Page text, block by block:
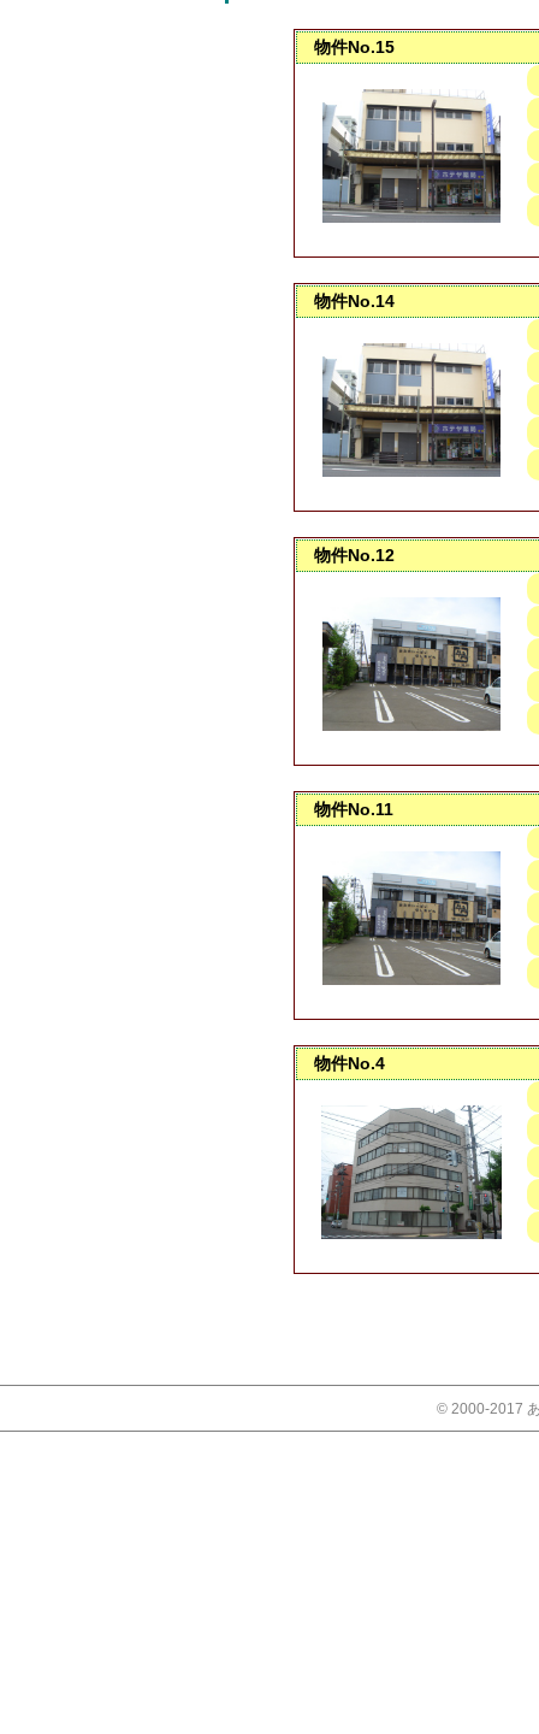
物件No.15
物件No.14
物件No.12
物件No.11
物件No.4
© 2000-2017